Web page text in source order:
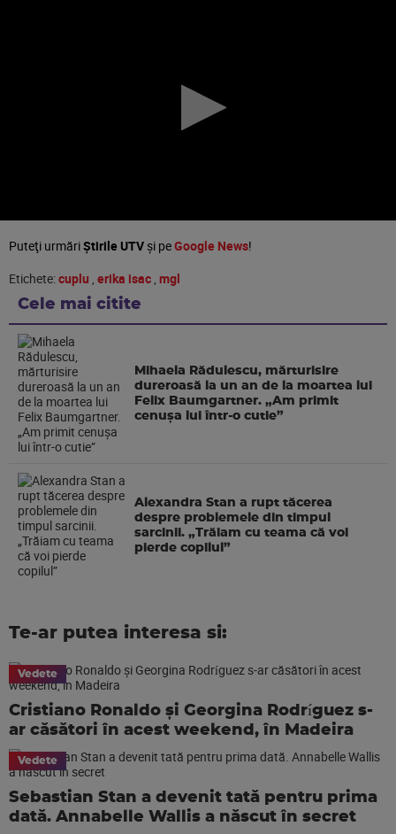
Puteţi urmăriȘtirile UTVşi peGoogle News!
Etichete:cuplu , erika isac , mgl
Cele mai citite
Mihaela Rădulescu, mărturisire
dureroasă la un an de la moartea lui
Felix Baumgartner. „Am primit
cenușa lui într-o cutie”
Alexandra Stan a rupt tăcerea
despre problemele din timpul
sarcinii. „Trăiam cu teama că voi
pierde copilul”
Te-ar putea interesa si:
Vedete
Cristiano Ronaldo și Georgina Rodríguez s-
ar căsători în acest weekend, în Madeira
Vedete
Sebastian Stan a devenit tată pentru prima
dată. Annabelle Wallis a născut în secret